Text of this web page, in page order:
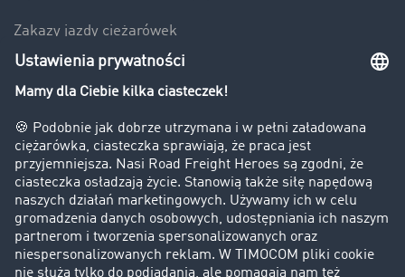
Zakazy jazdy ciężarówek
Bezpieczeństwo
Firma
Historie sukcesu
Klienci pozyskują nowych klientów
Informacje prawne